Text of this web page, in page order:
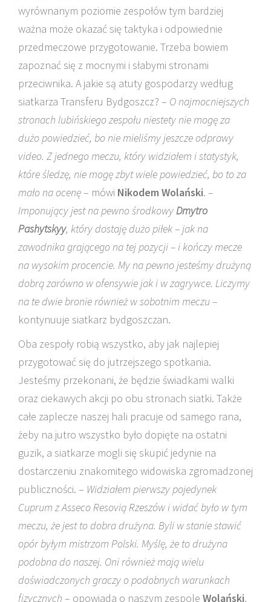
wyrównanym poziomie zespołów tym bardziej
ważna może okazać się taktyka i odpowiednie
przedmeczowe przygotowanie. Trzeba bowiem
zapoznać się z mocnymi i słabymi stronami
przeciwnika. A jakie są atuty gospodarzy według
siatkarza Transferu Bydgoszcz? – O najmocniejszych
stronach lubińskiego zespołu niestety nie mogę za
dużo powiedzieć, bo nie mieliśmy jeszcze odprawy
video. Z jednego meczu, który widziałem i statystyk,
które śledzę, nie mogę zbyt wiele powiedzieć, bo to za
mało na ocenę– mówi Nikodem Wolański. –
Imponujący jest na pewno środkowyDmytro
Pashytskyy, który dostaję dużo piłek – jak na
zawodnika grającego na tej pozycji – i kończy mecze
na wysokim procencie. My na pewno jesteśmy drużyną
dobrą zarówno w ofensywie jak i w zagrywce. Liczymy
na te dwie bronie również w sobotnim meczu–
kontynuuje siatkarz bydgoszczan.
Oba zespoły robią wszystko, aby jak najlepiej
przygotować się do jutrzejszego spotkania.
Jesteśmy przekonani, że będzie świadkami walki
oraz ciekawych akcji po obu stronach siatki. Także
całe zaplecze naszej hali pracuje od samego rana,
żeby na jutro wszystko było dopięte na ostatni
guzik, a siatkarze mogli się skupić jedynie na
dostarczeniu znakomitego widowiska zgromadzonej
publiczności. – Widziałem pierwszy pojedynek
Cuprum z Asseco Resovią Rzeszów i widać było w tym
meczu, że jest to dobra drużyna. Byli w stanie stawić
opór byłym mistrzom Polski. Myślę, że to drużyna
podobna do naszej. Oni również mają wielu
doświadczonych graczy o podobnych warunkach
fizycznych – opowiada o naszym zespole Wolański.